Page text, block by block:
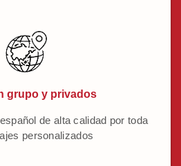
grupo y privados
de alta calidad por toda
personalizados